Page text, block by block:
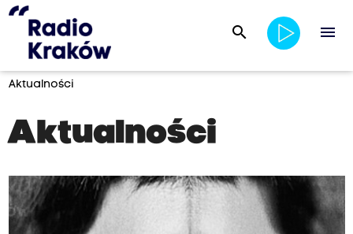
search menu
Aktualności
Aktualności